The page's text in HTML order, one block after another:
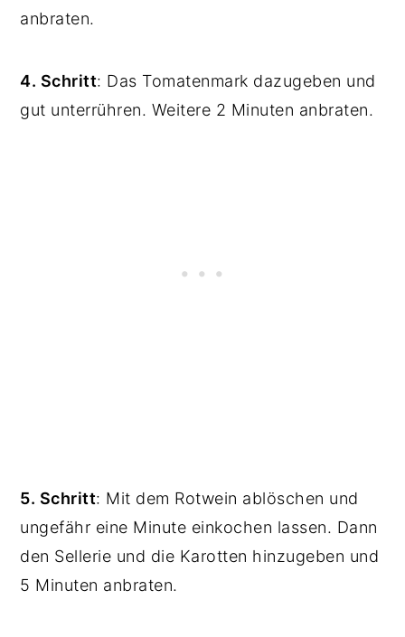
anbraten.
4. Schritt: Das Tomatenmark dazugeben und
gut unterrühren. Weitere 2 Minuten anbraten.
5. Schritt: Mit dem Rotwein ablöschen und
ungefähr eine Minute einkochen lassen. Dann
den Sellerie und die Karotten hinzugeben und
5 Minuten anbraten.